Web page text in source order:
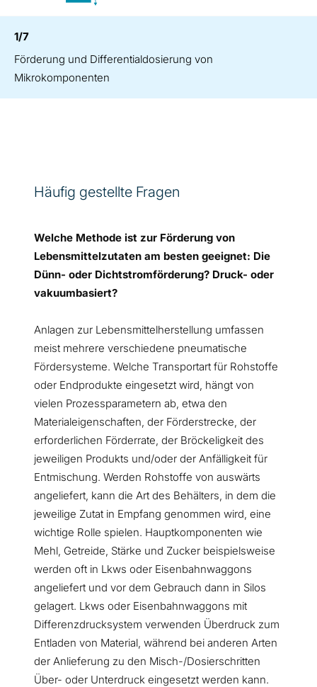
1/7
Förderung und Differentialdosierung von
Mikrokomponenten
Häufig gestellte Fragen
Welche Methode ist zur Förderung von
Lebensmittelzutaten am besten geeignet: Die
Dünn- oder Dichtstromförderung? Druck- oder
vakuumbasiert?
Anlagen zur Lebensmittelherstellung umfassen
meist mehrere verschiedene pneumatische
Fördersysteme. Welche Transportart für Rohstoffe
oder Endprodukte eingesetzt wird, hängt von
vielen Prozessparametern ab, etwa den
Materialeigenschaften, der Förderstrecke, der
erforderlichen Förderrate, der Bröckeligkeit des
jeweiligen Produkts und/oder der Anfälligkeit für
Entmischung. Werden Rohstoffe von auswärts
angeliefert, kann die Art des Behälters, in dem die
jeweilige Zutat in Empfang genommen wird, eine
wichtige Rolle spielen. Hauptkomponenten wie
Mehl, Getreide, Stärke und Zucker beispielsweise
werden oft in Lkws oder Eisenbahnwaggons
angeliefert und vor dem Gebrauch dann in Silos
gelagert. Lkws oder Eisenbahnwaggons mit
Differenzdrucksystem verwenden Überdruck zum
Entladen von Material, während bei anderen Arten
der Anlieferung zu den Misch-/Dosierschritten
Über- oder Unterdruck eingesetzt werden kann.